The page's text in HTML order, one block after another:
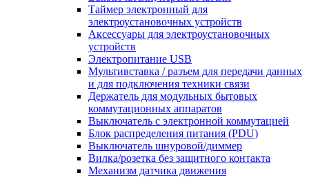
Таймер электронный для
электроустановочных устройств
Аксессуары для электроустановочных
устройств
Электропитание USB
Мультивставка / разъем для передачи данных
и для подключения техники связи
Держатель для модульных бытовых
коммутационных аппаратов
Выключатель с электронной коммутацией
Блок распределения питания (PDU)
Выключатель шнуровой/диммер
Вилка/розетка без защитного контакта
Механизм датчика движения